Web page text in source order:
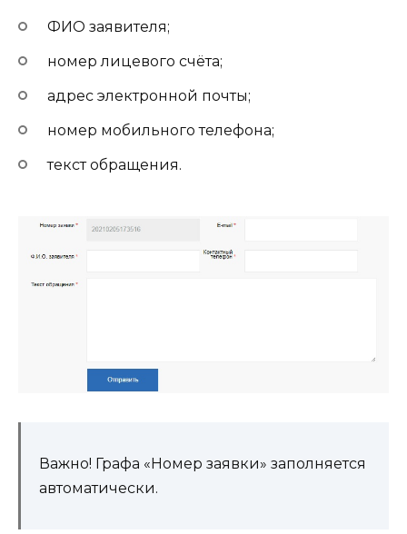
ФИО заявителя;
номер лицевого счёта;
адрес электронной почты;
номер мобильного телефона;
текст обращения.
Важно! Графа «Номер заявки» заполняется
автоматически.